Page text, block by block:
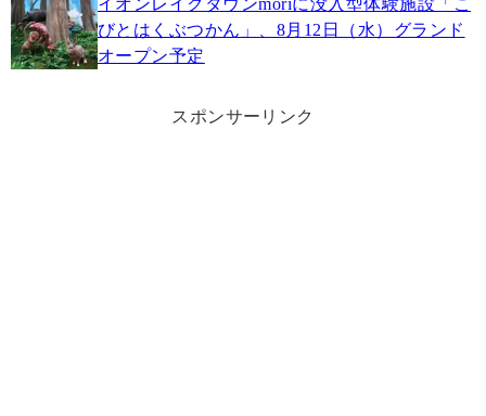
イオンレイクタウンmoriに没入型体験施設「こ
びとはくぶつかん」、8月12日（水）グランド
オープン予定
スポンサーリンク